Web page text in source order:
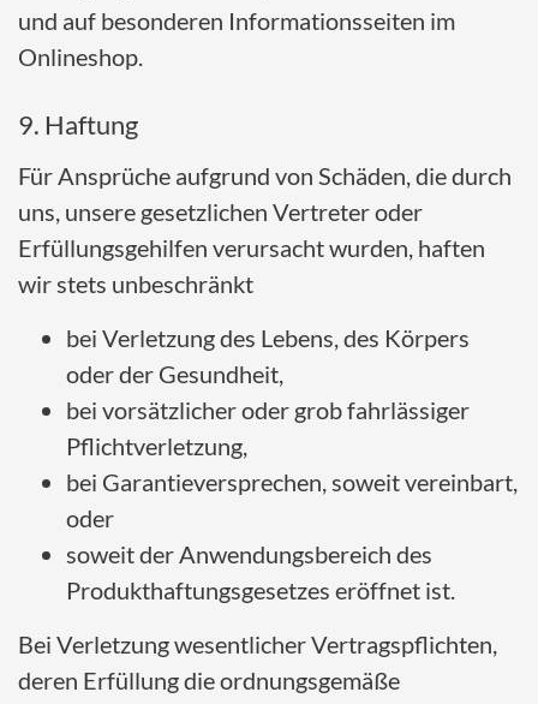
und auf besonderen Informationsseiten im
Onlineshop.
9. Haftung
Für Ansprüche aufgrund von Schäden, die durch
uns, unsere gesetzlichen Vertreter oder
Erfüllungsgehilfen verursacht wurden, haften
wir stets unbeschränkt
bei Verletzung des Lebens, des Körpers
oder der Gesundheit,
bei vorsätzlicher oder grob fahrlässiger
Pflichtverletzung,
bei Garantieversprechen, soweit vereinbart,
oder
soweit der Anwendungsbereich des
Produkthaftungsgesetzes eröffnet ist.
Bei Verletzung wesentlicher Vertragspflichten,
deren Erfüllung die ordnungsgemäße